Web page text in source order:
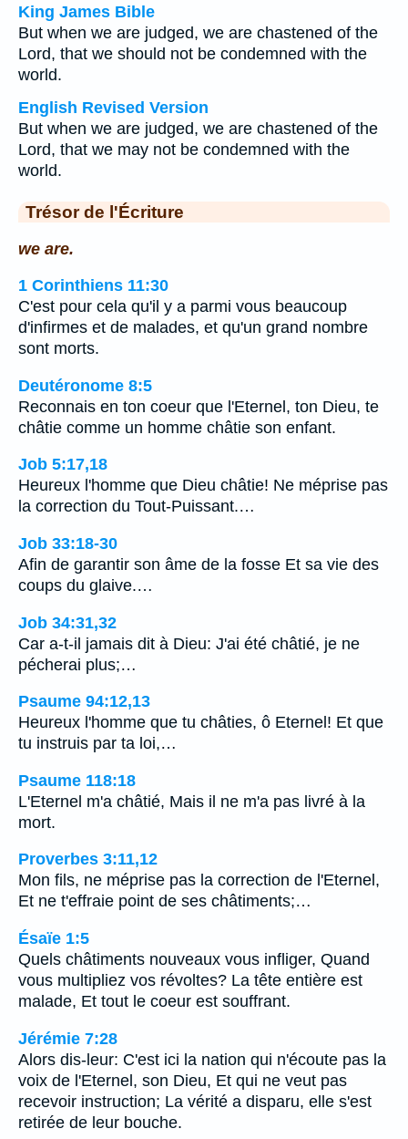
King James Bible
But when we are judged, we are chastened of the
Lord, that we should not be condemned with the
world.
English Revised Version
But when we are judged, we are chastened of the
Lord, that we may not be condemned with the
world.
Trésor de l'Écriture
we are.
1 Corinthiens 11:30
C'est pour cela qu'il y a parmi vous beaucoup
d'infirmes et de malades, et qu'un grand nombre
sont morts.
Deutéronome 8:5
Reconnais en ton coeur que l'Eternel, ton Dieu, te
châtie comme un homme châtie son enfant.
Job 5:17,18
Heureux l'homme que Dieu châtie! Ne méprise pas
la correction du Tout-Puissant.…
Job 33:18-30
Afin de garantir son âme de la fosse Et sa vie des
coups du glaive.…
Job 34:31,32
Car a-t-il jamais dit à Dieu: J'ai été châtié, je ne
pécherai plus;…
Psaume 94:12,13
Heureux l'homme que tu châties, ô Eternel! Et que
tu instruis par ta loi,…
Psaume 118:18
L'Eternel m'a châtié, Mais il ne m'a pas livré à la
mort.
Proverbes 3:11,12
Mon fils, ne méprise pas la correction de l'Eternel,
Et ne t'effraie point de ses châtiments;…
Ésaïe 1:5
Quels châtiments nouveaux vous infliger, Quand
vous multipliez vos révoltes? La tête entière est
malade, Et tout le coeur est souffrant.
Jérémie 7:28
Alors dis-leur: C'est ici la nation qui n'écoute pas la
voix de l'Eternel, son Dieu, Et qui ne veut pas
recevoir instruction; La vérité a disparu, elle s'est
retirée de leur bouche.